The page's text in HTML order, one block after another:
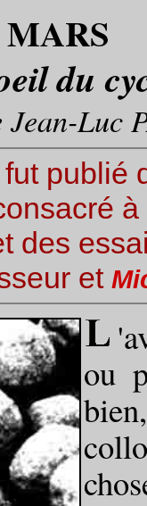
du
Luc
publié
des
et
ou